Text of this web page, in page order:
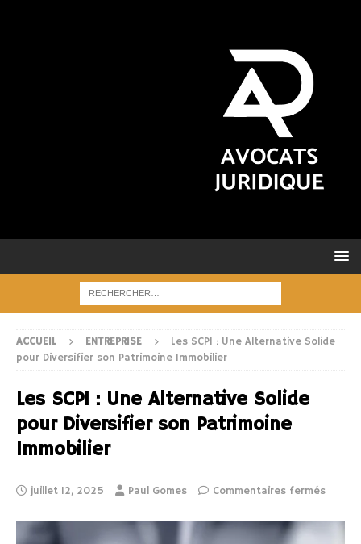
ACCUEIL ENTREPRISE
Les SCPI : Une Alternative Solide
pour Diversifier son Patrimoine Immobilier
Les SCPI : Une Alternative Solide
pour Diversifier son Patrimoine
Immobilier
juillet 12, 2025 Paul Gomes Commentaires fermés